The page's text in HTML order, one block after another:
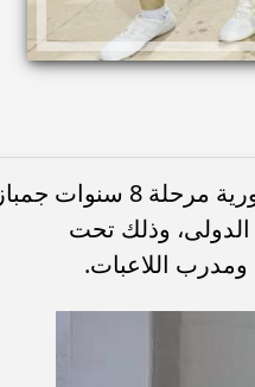
حصدت ٦ لاعبات من محافظة الأقصر، الميداليات الذهبية ببطولة الجمهورية مرحلة 8 سنوات جمباز
الدولى، وذلك تحت
اللاعبات.